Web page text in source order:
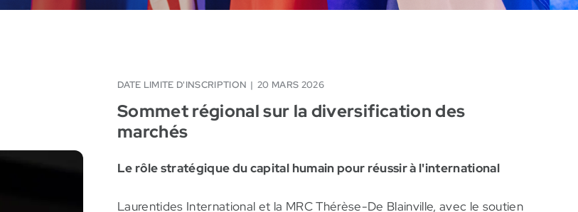
DATE LIMITE D'INSCRIPTION 20 MARS 2026
Sommet régional sur la diversification des
marchés
Le rôle stratégique du capital humain pour réussir à l'international
Laurentides International et la MRC Thérèse-De Blainville, avec le soutien